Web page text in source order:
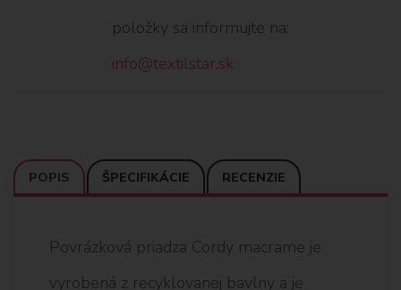
položky sa informujte na:
info@textilstar.sk
POPIS ŠPECIFIKÁCIE RECENZIE
Povrázková priadza Cordy macrame je
vyrobená z recyklovanej bavlny a je